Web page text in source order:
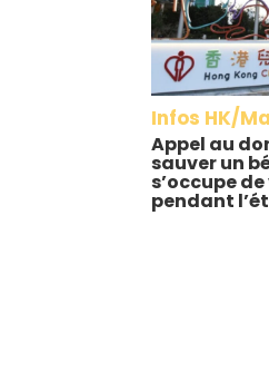
Infos HK/
Appel au
sauver un
s’occupe
pendant